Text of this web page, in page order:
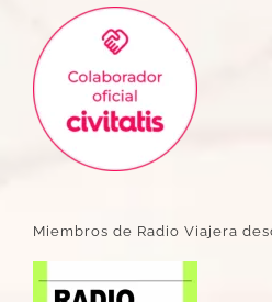
Miembros de Radio Viajera